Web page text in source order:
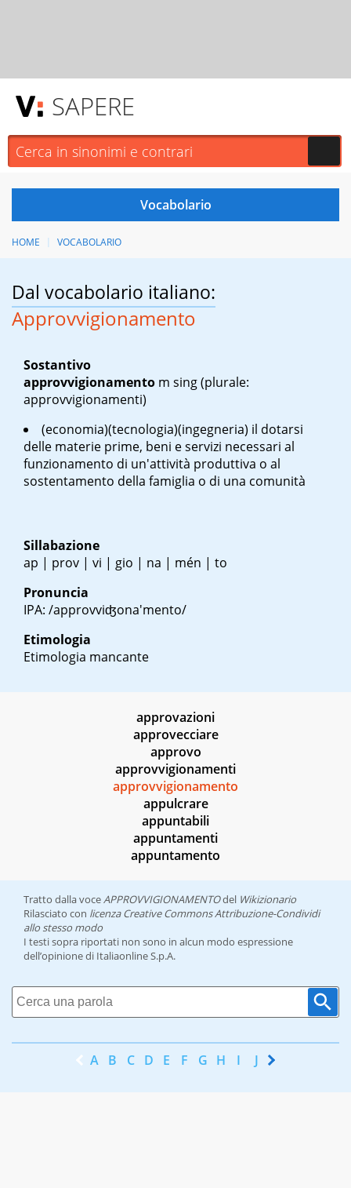
SAPERE
HOME VOCABOLARIO
Dal vocabolario italiano:
Approvvigionamento
Sostantivo
approvvigionamento m sing(plurale:
approvvigionamenti)
(economia)(tecnologia)(ingegneria) il dotarsi
delle materie prime, beni e servizi necessari al
funzionamento di un'attività produttiva o al
sostentamento della famiglia o di una comunità
Sillabazione
ap | prov | vi | gio | na | mén | to
Pronuncia
IPA: /approvviʤona'mento/
Etimologia
Etimologia mancante
approvazioni
approvecciare
approvo
approvvigionamenti
approvvigionamento
appulcrare
appuntabili
appuntamenti
appuntamento
Tratto dalla voceAPPROVVIGIONAMENTOdel Wikizionario
Rilasciato con licenza Creative Commons Attribuzione-Condividi
allo stesso modo
I testi sopra riportati non sono in alcun modo espressione
dell’opinione di Italiaonline S.p.A.
A B C D E F G H I J K